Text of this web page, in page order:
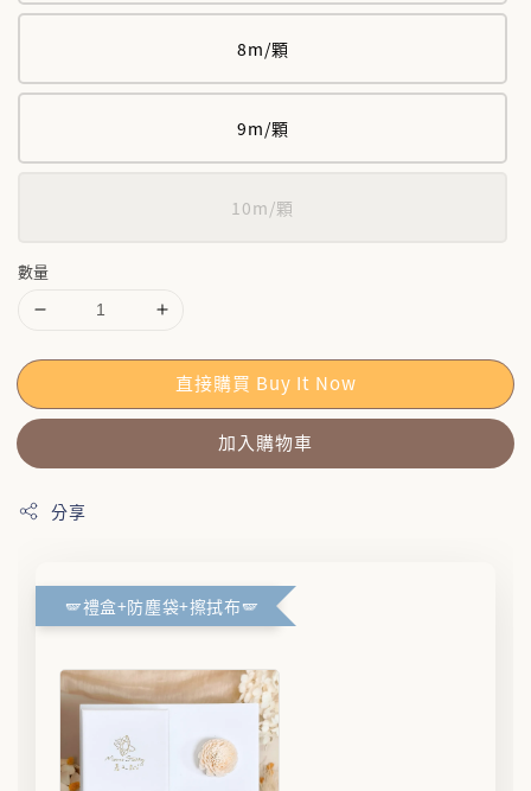
8m/顆
9m/顆
10m/顆
數量
直接購買 Buy It Now
加入購物車
分享
🪽禮盒+防塵袋+擦拭布🪽